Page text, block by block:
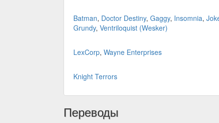
Batman, Doctor Destiny, Gaggy, Insomnia,
Grundy, Ventriloquist (Wesker)
LexCorp, Wayne Enterprises
Knight Terrors
Переводы